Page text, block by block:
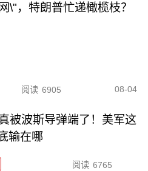
\"，特朗普忙递橄榄枝？
阅读 6905 08-04
被波斯导弹端了！美军这
输在哪
阅读 6765